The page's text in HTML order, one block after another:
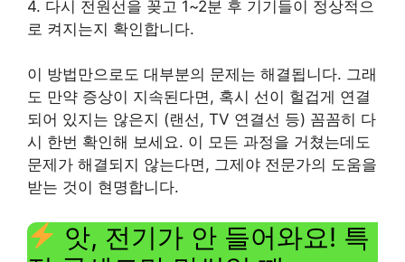
4. 다시 전원선을 꽂고 1~2분 후 기기들이 정상적으
로 켜지는지 확인합니다.
이 방법만으로도 대부분의 문제는 해결됩니다. 그래
도 만약 증상이 지속된다면, 혹시 선이 헐겁게 연결
되어 있지는 않은지 (랜선, TV 연결선 등) 꼼꼼히 다
시 한번 확인해 보세요. 이 모든 과정을 거쳤는데도
문제가 해결되지 않는다면, 그제야 전문가의 도움을
받는 것이 현명합니다.
앗, 전기가 안 들어와요! 특